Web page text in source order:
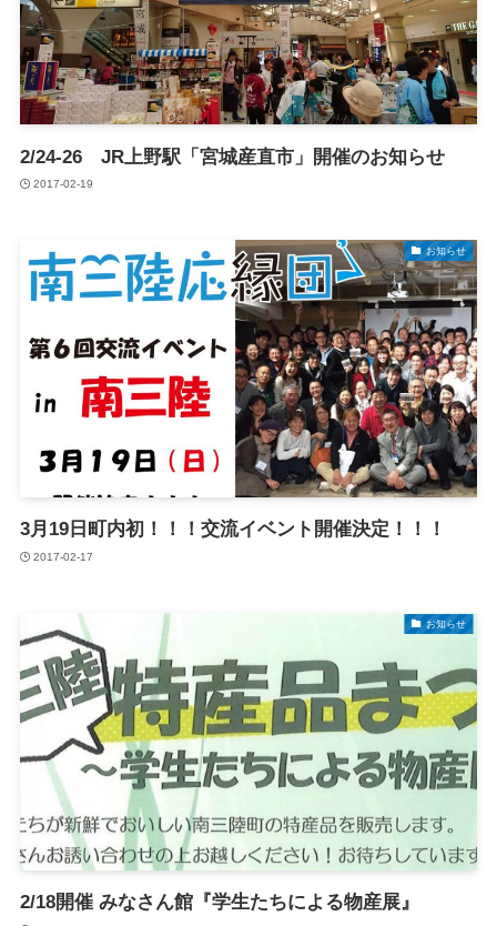
2/24-26 JR上野駅「宮城産直市」開催のお知らせ
2017-02-19
お知らせ
3月19日町内初！！！交流イベント開催決定！！！
2017-02-17
お知らせ
2/18開催 みなさん館『学生たちによる物産展』